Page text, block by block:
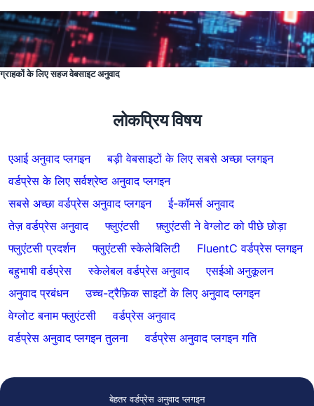
ग्राहकों के लिए सहज वेबसाइट अनुवाद
लोकप्रिय विषय
एआई अनुवाद प्लगइन
बड़ी वेबसाइटों के लिए सबसे अच्छा प्लगइन
वर्डप्रेस के लिए सर्वश्रेष्ठ अनुवाद प्लगइन
सबसे अच्छा वर्डप्रेस अनुवाद प्लगइन
ई-कॉमर्स अनुवाद
तेज़ वर्डप्रेस अनुवाद
फ्लुएंटसी
फ़्लुएंटसी ने वेग्लोट को पीछे छोड़ा
फ्लुएंटसी प्रदर्शन
फ्लुएंटसी स्केलेबिलिटी
FluentC वर्डप्रेस प्लगइन
बहुभाषी वर्डप्रेस
स्केलेबल वर्डप्रेस अनुवाद
एसईओ अनुकूलन
अनुवाद प्रबंधन
उच्च-ट्रैफ़िक साइटों के लिए अनुवाद प्लगइन
वेग्लोट बनाम फ्लुएंटसी
वर्डप्रेस अनुवाद
वर्डप्रेस अनुवाद प्लगइन तुलना
वर्डप्रेस अनुवाद प्लगइन गति
बेहतर वर्डप्रेस अनुवाद प्लगइन